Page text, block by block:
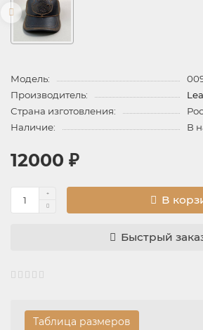
Модель:
Производитель:
Страна изготовления:
Наличие:
В
12000 ₽
В
Быстрый
Таблица размеров